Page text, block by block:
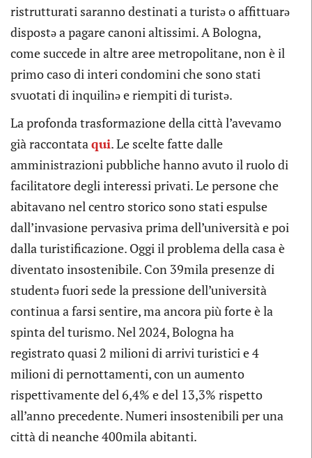
ristrutturati saranno destinati a turistə o affittuarə
dispostə a pagare canoni altissimi. A Bologna,
come succede in altre aree metropolitane, non è il
primo caso di interi condomini che sono stati
svuotati di inquilinə e riempiti di turistə.
La profonda trasformazione della città l’avevamo
già raccontataqui. Le scelte fatte dalle
amministrazioni pubbliche hanno avuto il ruolo di
facilitatore degli interessi privati. Le persone che
abitavano nel centro storico sono stati espulse
dall’invasione pervasiva prima dell’università e poi
dalla turistificazione. Oggi il problema della casa è
diventato insostenibile. Con 39mila presenze di
studentə fuori sede la pressione dell’università
continua a farsi sentire, ma ancora più forte è la
spinta del turismo. Nel 2024, Bologna ha
registrato quasi 2 milioni di arrivi turistici e 4
milioni di pernottamenti, con un aumento
rispettivamente del 6,4% e del 13,3% rispetto
all’anno precedente. Numeri insostenibili per una
città di neanche 400mila abitanti.